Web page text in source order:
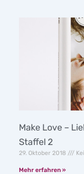
Make Love –
Staffel 2
29. Oktober 2018
Mehr erfahren »